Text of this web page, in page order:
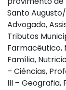
Santo
Advogado,
Tributos
Farmacêutico,
Família,
– Ciências,
III – Geografia,